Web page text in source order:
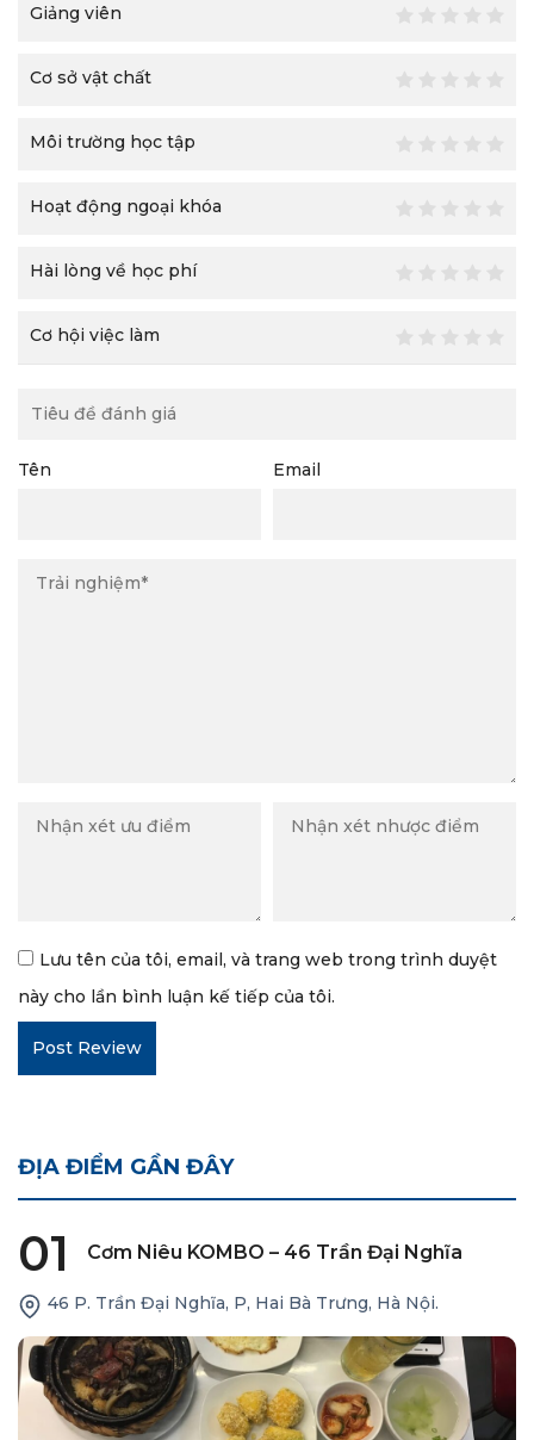
Giảng viên
Cơ sở vật chất
Môi trường học tập
Hoạt động ngoại khóa
Hài lòng về học phí
Cơ hội việc làm
Tên Email
Lưu tên của tôi, email, và trang web trong trình duyệt
này cho lần bình luận kế tiếp của tôi.
ĐỊA ĐIỂM GẦN ĐÂY
01 Cơm Niêu KOMBO – 46 Trần Đại Nghĩa
46 P. Trần Đại Nghĩa, P, Hai Bà Trưng, Hà Nội.